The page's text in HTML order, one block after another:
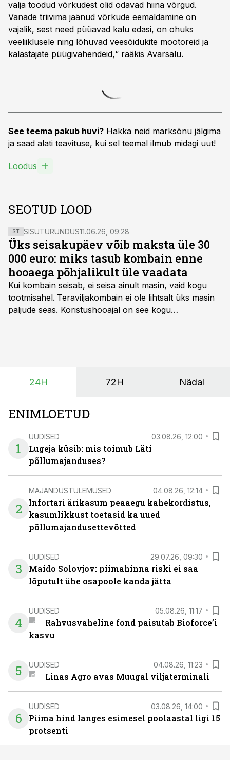
välja toodud võrkudest olid odavad hiina võrgud.
Vanade triivima jäänud võrkude eemaldamine on
vajalik, sest need püüavad kalu edasi, on ohuks
veeliiklusele ning lõhuvad veesõidukite mootoreid ja
kalastajate püügivahendeid,“ rääkis Avarsalu.
See teema pakub huvi? Hakka neid märksõnu jälgima
ja saad alati teavituse, kui sel teemal ilmub midagi uut!
Loodus
SEOTUD LOOD
ST SISUTURUNDUS11.06.26, 09:28
Üks seisakupäev võib maksta üle 30
000 euro: miks tasub kombain enne
hooaega põhjalikult üle vaadata
Kui kombain seisab, ei seisa ainult masin, vaid kogu
tootmisahel. Teraviljakombain ei ole lihtsalt üks masin
paljude seas. Koristushooajal on see kogu
24H 72H Nädal
ENIMLOETUD
1
UUDISED 03.08.26, 12:00
Lugeja küsib: mis toimub Läti
põllumajanduses?
2
MAJANDUSTULEMUSED 04.08.26, 12:14
Infortari ärikasum peaaegu kahekordistus,
kasumlikkust toetasid ka uued
põllumajandusettevõtted
3
UUDISED 29.07.26, 09:30
Maido Solovjov: piimahinna riski ei saa
lõputult ühe osapoole kanda jätta
4
UUDISED 05.08.26, 11:17
Rahvusvaheline fond paisutab Bioforce’i
kasvu
5 UUDISED 04.08.26, 11:23
Linas Agro avas Muugal viljaterminali
6
UUDISED 03.08.26, 14:00
Piima hind langes esimesel poolaastal ligi 15
protsenti